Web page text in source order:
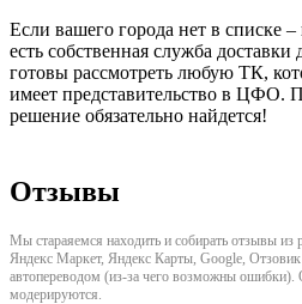
Если вашего города нет в списке
есть собственная служба
готовы рассмотреть любую ТК,
имеет представительство в ЦФО.
решение обязательно найдется!
Отзывы
Мы стараяемся находить и собирать отзывы из
Яндекс Маркет, Яндекс Карты, Google,
автопереводом (из-за чего возможны ошибки).
модерируются.